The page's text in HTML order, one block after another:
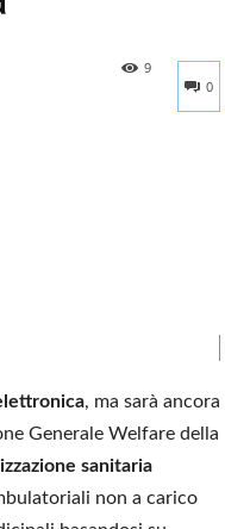
0
9
, ma sarà ancora
Generale Welfare della
sanitaria
non a carico